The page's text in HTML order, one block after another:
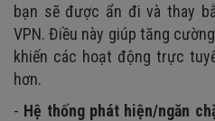
bạn sẽ được ẩn đi và thay
VPN. Điều này giúp tăng
khiến các hoạt động trực
hơn.
- Hệ thống phát hiện/ngăn